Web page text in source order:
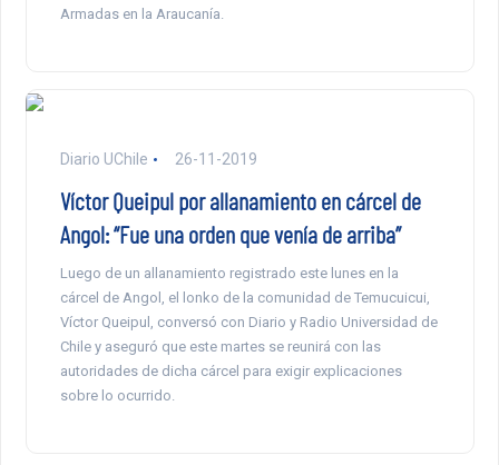
Armadas en la Araucanía.
Diario UChile 26-11-2019
Víctor Queipul por allanamiento en cárcel de
Angol: “Fue una orden que venía de arriba”
Luego de un allanamiento registrado este lunes en la
cárcel de Angol, el lonko de la comunidad de Temucuicui,
Víctor Queipul, conversó con Diario y Radio Universidad de
Chile y aseguró que este martes se reunirá con las
autoridades de dicha cárcel para exigir explicaciones
sobre lo ocurrido.